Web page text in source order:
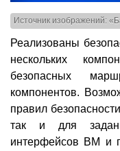
Источник изображений:
Реализованы
нескольких
безопасных
компонентов.
правил
так и для
интерфейсов ВМ и